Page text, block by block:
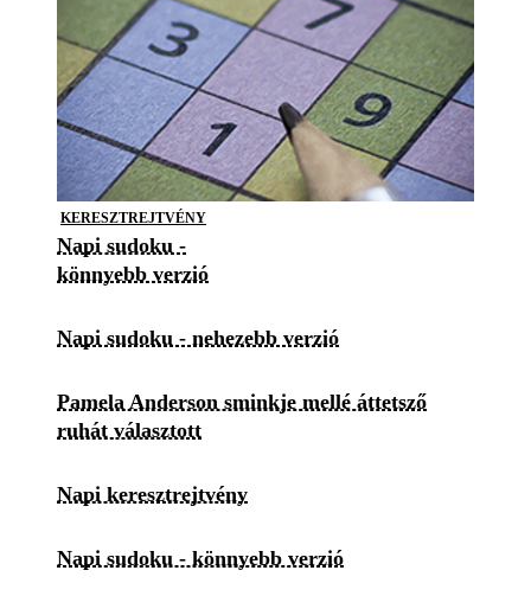
KERESZTREJTVÉNY
Napi sudoku -
könnyebb verzió
Napi sudoku - nehezebb verzió
Pamela Anderson sminkje mellé áttetsző
ruhát választott
Napi keresztrejtvény
Napi sudoku - könnyebb verzió